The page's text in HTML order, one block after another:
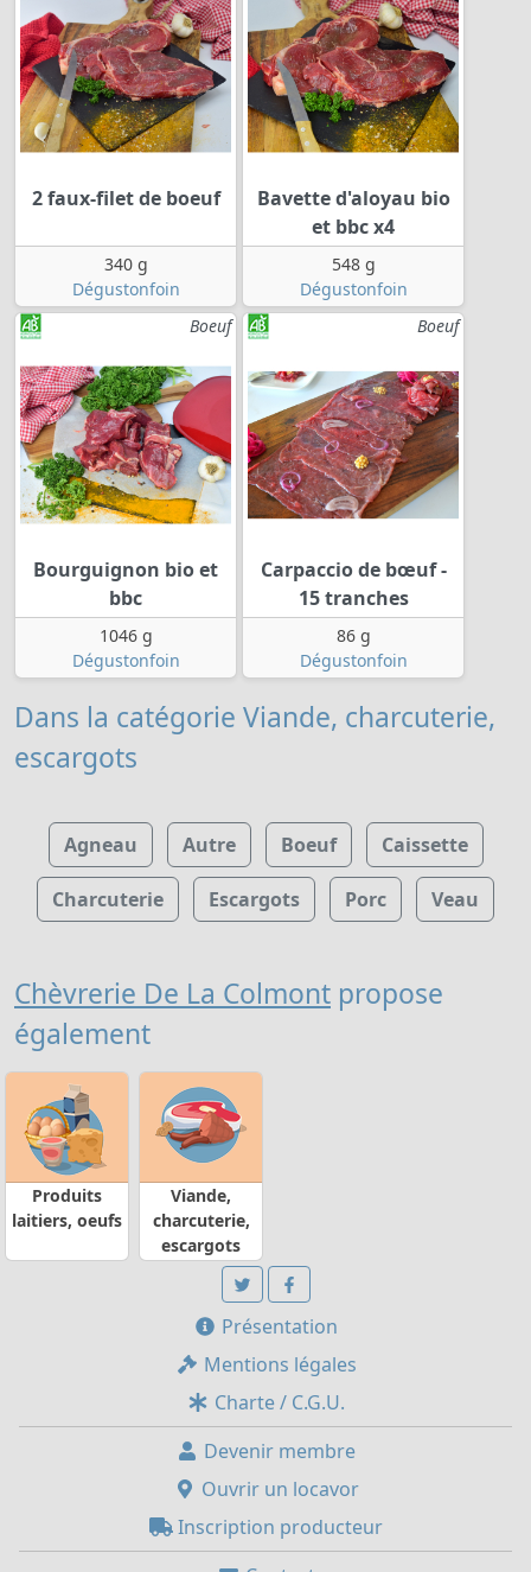
2 faux-filet de boeuf
340 g
Dégustonfoin
Bavette d'aloyau bio
et bbc x4
548 g
Dégustonfoin
Boeuf
Bourguignon bio et
bbc
1046 g
Dégustonfoin
Boeuf
Carpaccio de bœuf -
15 tranches
86 g
Dégustonfoin
Dans la catégorie Viande, charcuterie,
escargots
Agneau Autre Boeuf Caissette
Charcuterie Escargots Porc Veau
Chèvrerie De La Colmont propose
également
Produits
laitiers, oeufs
Viande,
charcuterie,
escargots
Présentation
Mentions légales
Charte / C.G.U.
Devenir membre
Ouvrir un locavor
Inscription producteur